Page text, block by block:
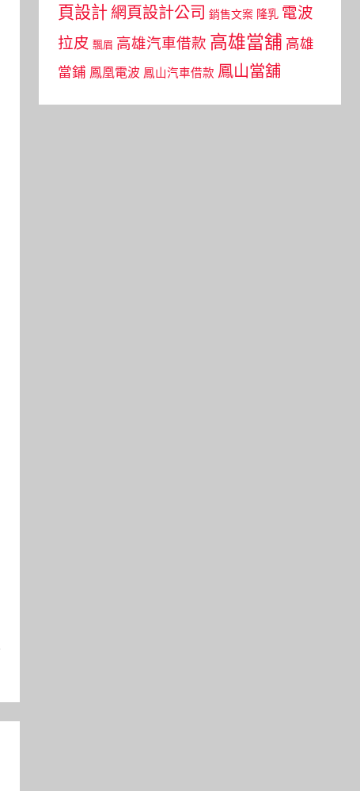
頁設計 網頁設計公司 銷售文案 隆乳 電波
拉皮 飄眉 高雄汽車借款 高雄當舖 高雄
當鋪 鳳凰電波 鳳山汽車借款 鳳山當舖